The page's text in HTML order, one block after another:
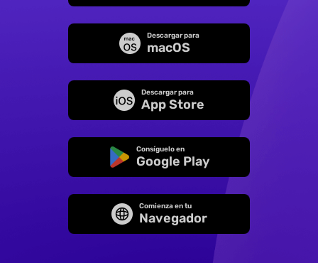
Descargar para
macOS
Descargar para
App Store
Consíguelo en
Google Play
Comienza en tu
Navegador